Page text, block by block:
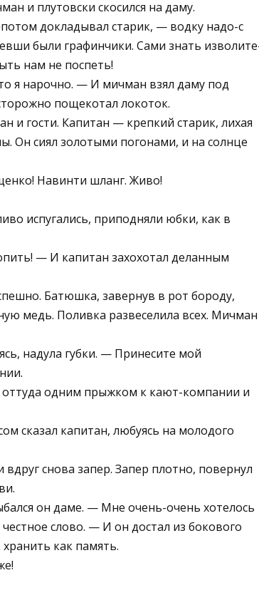
и плутовски скосился на даму.
докладывал старик, — водку надо-с
были графинчики. Сами знать
нам не поспеть!
я нарочно. — И мичман взял даму под
пощекотал локоток.
и гости. Капитан — крепкий старик, лихая
Он сиял золотыми погонами, и на солнце
Навинти шланг. Живо!
испугались, приподняли юбки, как в
— И капитан захохотал деланным
Батюшка, завернув в рот бороду,
медь. Поливка развеселила всех. Мичман
надула губки. — Принесите мой
одним прыжком к кают-компании и
сказал капитан, любуясь на молодого
снова запер. Запер плотно, повернул
он даме. — Мне очень-очень хотелось
слово. — И он достал из бокового
как память.